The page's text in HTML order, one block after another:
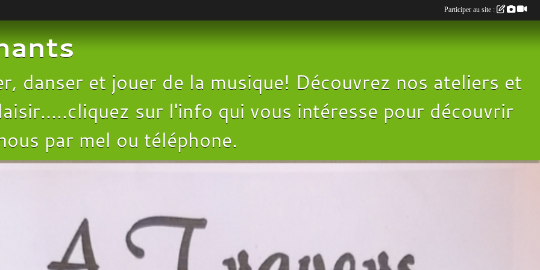
danser et jouer de la musique! Découvrez nos ateliers et
sur l'info qui vous intéresse pour découvrir
par mel ou téléphone.
Participer au site :